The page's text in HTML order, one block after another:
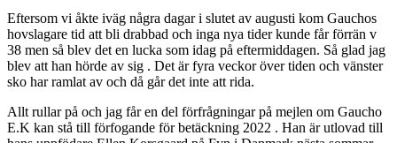
Eftersom vi åkte iväg några dagar i slutet av augusti kom Gauchos
hovslagare tid att bli drabbad och inga nya tider kunde får förrän v
38 men så blev det en lucka som idag på eftermiddagen. Så glad jag
blev att han hörde av sig . Det är fyra veckor över tiden och vänster
sko har ramlat av och då går det inte att rida.
Allt rullar på och jag får en del förfrågningar på mejlen om Gaucho
E.K kan stå till förfogande för betäckning 2022 . Han är utlovad till